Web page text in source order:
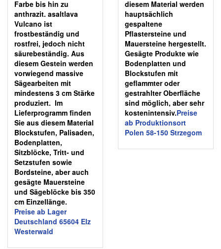
Farbe bis hin zu
anthrazit. asaltlava
Vulcano ist
frostbeständig und
rostfrei, jedoch nicht
säurebeständig. Aus
diesem Gestein werden
vorwiegend massive
Sägearbeiten mit
mindestens 3 cm Stärke
produziert. Im
Lieferprogramm finden
Sie aus diesem Material
Blockstufen, Palisaden,
Bodenplatten,
Sitzblöcke, Tritt- und
Setzstufen sowie
Bordsteine, aber auch
gesägte Mauersteine
und Sägeblöcke bis 350
cm Einzellänge.
Preise ab Lager
Deutschland 65604 Elz
Westerwald
diesem Material werden
hauptsächlich
gespaltene
Pflastersteine und
Mauersteine hergestellt.
Gesägte Produkte wie
Bodenplatten und
Blockstufen mit
geflammter oder
gestrahlter Oberfläche
sind möglich, aber sehr
kostenintensiv.Preise
ab Produktionsort
Polen 58-150 Strzegom